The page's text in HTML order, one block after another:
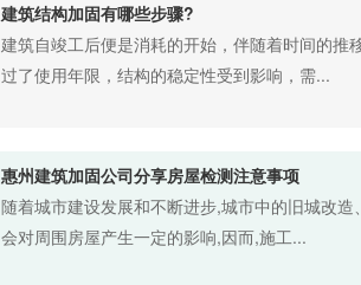
建筑结构加固有哪些步骤?
建筑自竣工后便是消耗的开始，伴随着时间的推
过了使用年限，结构的稳定性受到影响，需...
惠州建筑加固公司分享房屋检测注意事项
随着城市建设发展和不断进步,城市中的旧城改
会对周围房屋产生一定的影响,因而,施工...